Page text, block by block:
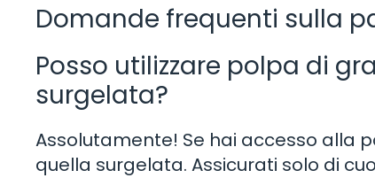
Domande frequenti sulla
Posso utilizzare polpa di
surgelata?
Assolutamente! Se hai accesso alla
quella surgelata. Assicurati solo di